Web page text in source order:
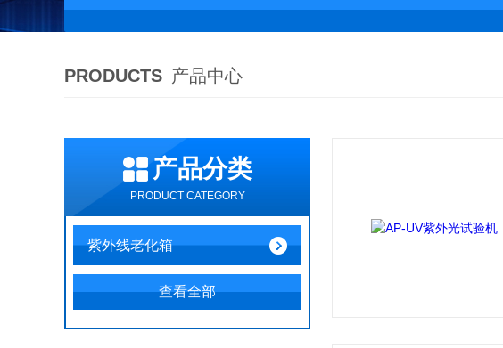
PRODUCTS 产品中心
产品分类
PRODUCT CATEGORY
紫外线老化箱
查看全部